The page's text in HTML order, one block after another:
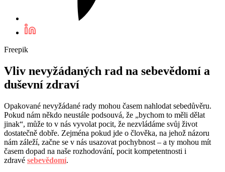
Freepik
Vliv nevyžádaných rad na sebevědomí a
duševní zdraví
Opakované nevyžádané rady mohou časem nahlodat sebedůvěru.
Pokud nám někdo neustále podsouvá, že „bychom to měli dělat
jinak“, může to v nás vyvolat pocit, že nezvládáme svůj život
dostatečně dobře. Zejména pokud jde o člověka, na jehož názoru
nám záleží, začne se v nás usazovat pochybnost – a ty mohou mít
časem dopad na naše rozhodování, pocit kompetentnosti i
zdravé sebevědomí.